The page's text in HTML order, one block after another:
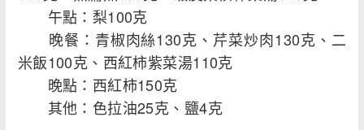
午點：梨100克
晚餐：青椒肉絲130克、芹菜炒肉130克、二
米飯100克、西紅柿紫菜湯110克
晚點：西紅柿150克
其他：色拉油25克、鹽4克